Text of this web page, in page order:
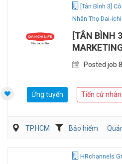
[Tân Bình 3]
Nhân Thọ Dai-
[TÂN BÌNH
Posted job
Ứng tuyển Tiến cử
TP.HCM Bảo hiểm
HRchannels